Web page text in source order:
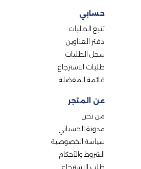
عن المتجر
من نحن
مدونة الحسياني
سياسة الخصوصية
الشروط والأحكام
طلب الاسترجاع
حسابي
تتبع الطلبات
دفتر العناوين
سجل الطلبات
طلبات الاسترجاع
قائمة المفضلة